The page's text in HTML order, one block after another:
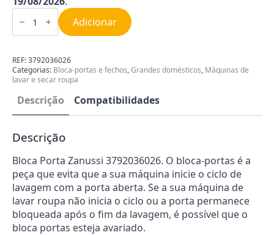
Quantidade
de
Porta
Máquina
de
Lavar
Roupa
Zanussi
3792036026
Adicionar
REF:3792036026
Categorias: Bloca-portas e fechos,Grandes domésticos, Máquinas de
lavar e secar roupa
Descrição Compatibilidades
Descrição
Bloca Porta Zanussi 3792036026. O bloca-portas é a
peça que evita que a sua máquina inicie o ciclo de
lavagem com a porta aberta. Se a sua máquina de
lavar roupa não inicia o ciclo ou a porta permanece
bloqueada após o fim da lavagem, é possível que o
bloca portas esteja avariado.